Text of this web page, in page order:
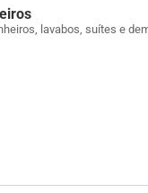
lavabos, suítes e